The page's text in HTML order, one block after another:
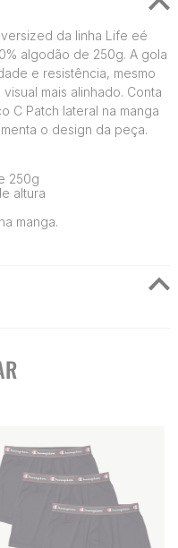
da linha Life eé
algodão de 250g. A gola
e resistência, mesmo
mais alinhado. Conta
C Patch lateral na manga
o design da peça.
250g
altura
manga.